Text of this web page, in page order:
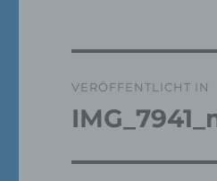
VERÖFFENTLICHT IN